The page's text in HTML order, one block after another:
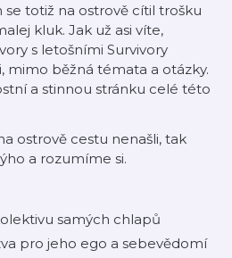
se totiž na ostrově cítil trošku
kluk. Jak už asi víte,
s letošními Survivory
mimo běžná témata a otázky.
a stinnou stránku celé této
ostrově cestu nenašli, tak
a rozumíme si.
samých chlapů
pro jeho ego a sebevědomí